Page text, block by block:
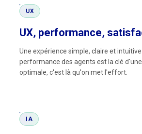
UX
UX, performance,
Une expérience simple, claire et
performance des agents est la clé
optimale, c'est là qu'on met l'effort.
IA